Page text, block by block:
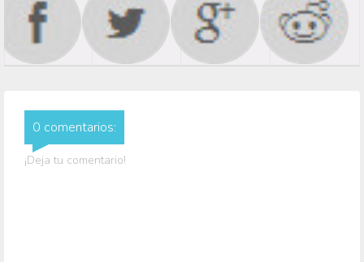
0 comentarios:
¡Deja tu comentario!